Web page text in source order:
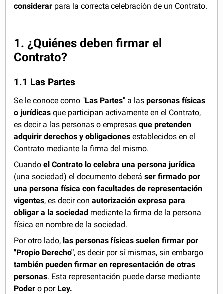
considerar para la correcta celebración de un Contrato.
1. ¿Quiénes deben firmar el
Contrato?
1.1 Las Partes
Se le conoce como "Las Partes" a laspersonas físicas
o jurídicasque participan activamente en el Contrato,
es decir a las personas o empresasque pretenden
adquirir derechos y obligaciones establecidos en el
Contrato mediante la firma del mismo.
Cuandoel Contrato lo celebra una persona jurídica
(una sociedad) el documento deberáser firmado por
una persona física con facultades de representación
vigentes, es decir conautorización expresa para
obligar a la sociedad mediante la firma de la persona
física en nombre de la sociedad.
Por otro lado, las personas físicas suelen firmar por
"Propio Derecho", es decir por sí mismas, sin embargo
también pueden firmar en representación de otras
personas. Esta representación puede darse mediante
Poder o por Ley.